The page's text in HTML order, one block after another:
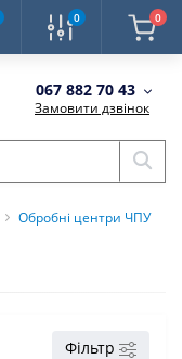
0 0
067 882 70 43
Замовити дзвінок
Обробні центри ЧПУ
Фільтр